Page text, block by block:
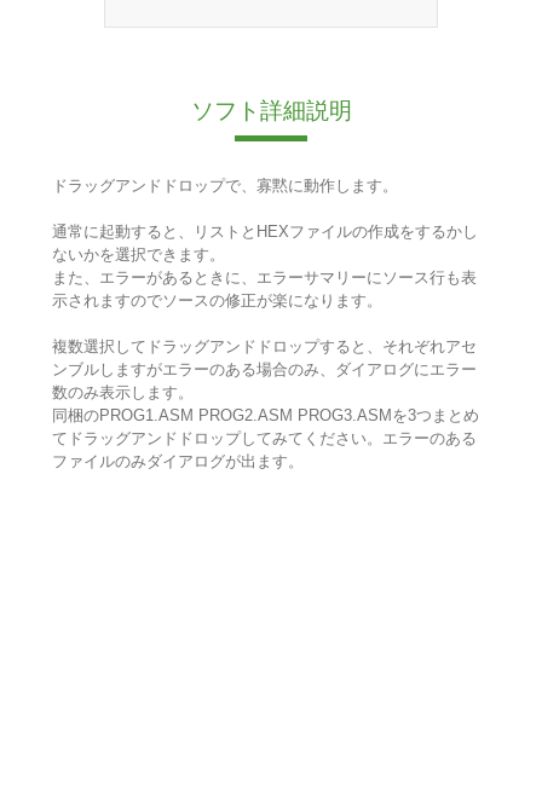
ソフト詳細説明
ドラッグアンドドロップで、寡黙に動作します。
通常に起動すると、リストとHEXファイルの作成をするかし
ないかを選択できます。
また、エラーがあるときに、エラーサマリーにソース行も表
示されますのでソースの修正が楽になります。
複数選択してドラッグアンドドロップすると、それぞれアセ
ンブルしますがエラーのある場合のみ、ダイアログにエラー
数のみ表示します。
同梱のPROG1.ASM PROG2.ASM PROG3.ASMを3つまとめ
てドラッグアンドドロップしてみてください。エラーのある
ファイルのみダイアログが出ます。